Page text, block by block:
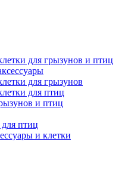
для грызунов и птиц
для грызунов
для птиц
и птиц
птиц
и клетки